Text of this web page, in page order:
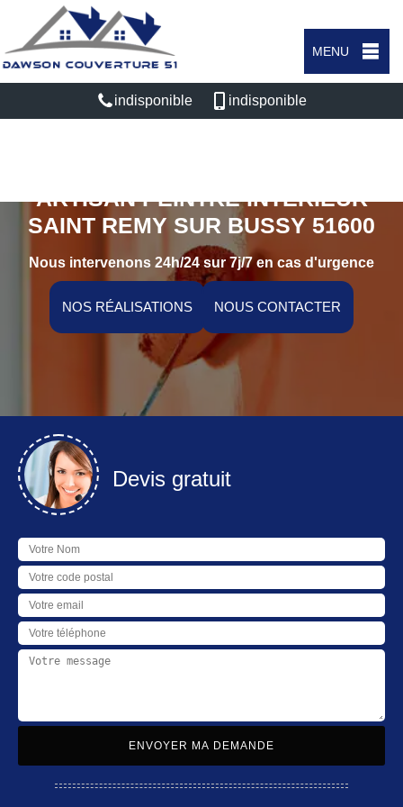
MENU
indisponible indisponible
ARTISAN PEINTRE INTÉRIEUR
SAINT REMY SUR BUSSY 51600
Nous intervenons 24h/24 sur 7j/7 en cas d'urgence
NOS RÉALISATIONS NOUS CONTACTER
Devis gratuit